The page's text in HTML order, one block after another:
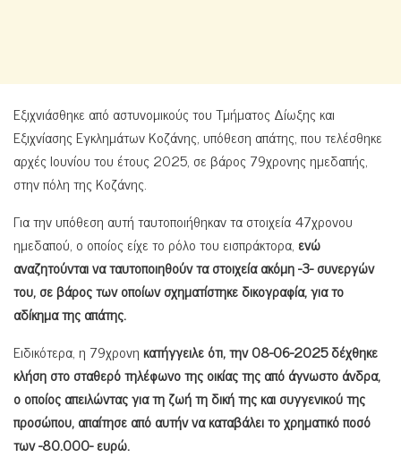
Εξιχνιάσθηκε από αστυνομικούς του Τμήματος Δίωξης και
Εξιχνίασης Εγκλημάτων Κοζάνης, υπόθεση απάτης, που τελέσθηκε
αρχές Ιουνίου του έτους 2025, σε βάρος 79χρονης ημεδαπής,
στην πόλη της Κοζάνης.
Για την υπόθεση αυτή ταυτοποιήθηκαν τα στοιχεία 47χρονου
ημεδαπού, ο οποίος είχε το ρόλο του εισπράκτορα, ενώ
αναζητούνται να ταυτοποιηθούν τα στοιχεία ακόμη -3- συνεργών
του, σε βάρος των οποίων σχηματίστηκε δικογραφία, για το
αδίκημα της απάτης.
Ειδικότερα, η 79χρονη κατήγγειλε ότι, την 08-06-2025 δέχθηκε
κλήση στο σταθερό τηλέφωνο της οικίας της από άγνωστο άνδρα,
ο οποίος απειλώντας για τη ζωή τη δική της και συγγενικού της
προσώπου, απαίτησε από αυτήν να καταβάλει το χρηματικό ποσό
των -80.000- ευρώ.